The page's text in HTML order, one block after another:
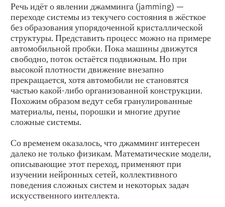
Речь идёт о явлении джамминга (jamming) —
переходе системы из текучего состояния в жёсткое
без образования упорядоченной кристаллической
структуры. Представить процесс можно на примере
автомобильной пробки. Пока машины движутся
свободно, поток остаётся подвижным. Но при
высокой плотности движение внезапно
прекращается, хотя автомобили не становятся
частью какой-либо организованной конструкции.
Похожим образом ведут себя гранулированные
материалы, пены, порошки и многие другие
сложные системы.
Со временем оказалось, что джамминг интересен
далеко не только физикам. Математические модели,
описывающие этот переход, применяют при
изучении нейронных сетей, коллективного
поведения сложных систем и некоторых задач
искусственного интеллекта.